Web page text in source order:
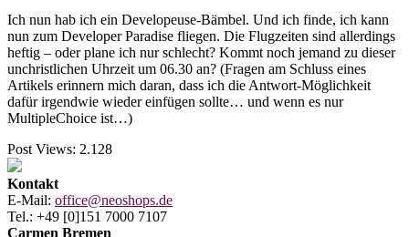
Ich nun hab ich ein Developeuse-Bämbel. Und ich finde, ich kann
nun zum Developer Paradise fliegen. Die Flugzeiten sind allerdings
heftig – oder plane ich nur schlecht? Kommt noch jemand zu dieser
unchristlichen Uhrzeit um 06.30 an? (Fragen am Schluss eines
Artikels erinnern mich daran, dass ich die Antwort-Möglichkeit
dafür irgendwie wieder einfügen sollte… und wenn es nur
MultipleChoice ist…)
Post Views: 2.128
Kontakt
E-Mail: office@neoshops.de
Tel.: +49 [0]151 7000 7107
Carmen Bremen